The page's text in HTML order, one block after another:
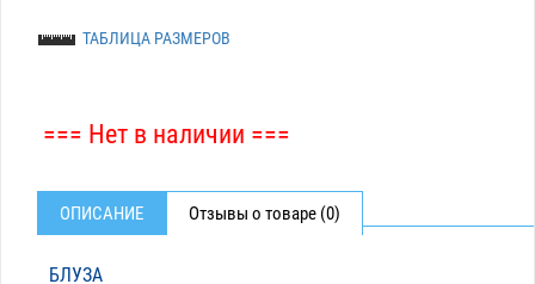
ТАБЛИЦА РАЗМЕРОВ
=== Нет в наличии ===
ОПИСАНИЕ Отзывы о товаре (0)
БЛУЗА